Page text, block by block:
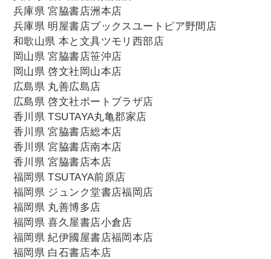
兵庫県 宮脇書店洲本店
兵庫県 明屋書店ブックスユートピア野間店
和歌山県 本と文具ツモリ西部店
岡山県 宮脇書店笹沖店
岡山県 啓文社岡山本店
広島県 丸善広島店
広島県 啓文社ポートプラザ店
香川県 TSUTAYA丸亀郡家店
香川県 宮脇書店総本店
香川県 宮脇書店南本店
香川県 宮脇書店本店
福岡県 TSUTAYA前原店
福岡県 ジュンク堂書店福岡店
福岡県 丸善博多店
福岡県 喜久屋書店小倉店
福岡県 紀伊國屋書店福岡本店
福岡県 白石書店本店